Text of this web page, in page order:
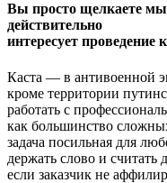
Вы просто щелкаете
действительно
интересует проведение
Каста — в антивоенной
кроме территории
работать с
как большинство
задача посильная для
держать слово и
если заказчик не